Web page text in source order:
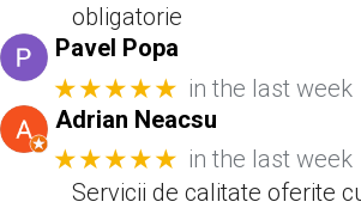
obligatorie
Pavel Popa
★★★★★ in the last week
Adrian Neacsu
★★★★★ in the last week
Servicii de calitate oferite